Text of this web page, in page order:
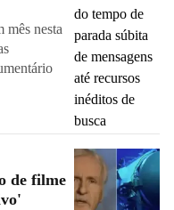
mês nesta
de filme